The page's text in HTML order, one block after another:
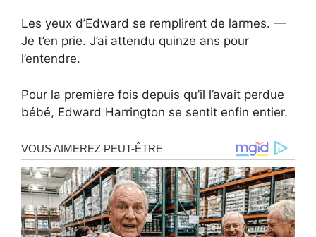
Les yeux d’Edward se remplirent de larmes. —
Je t’en prie. J’ai attendu quinze ans pour
l’entendre.
Pour la première fois depuis qu’il l’avait perdue
bébé, Edward Harrington se sentit enfin entier.